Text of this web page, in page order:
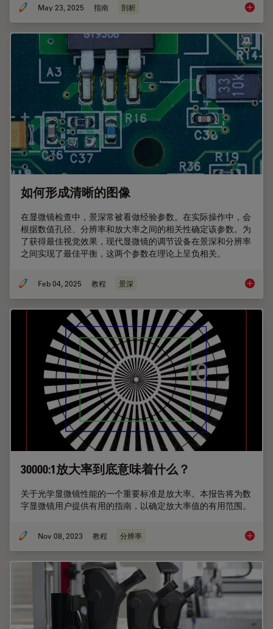
May 23, 2025 指南 剖析 解剖显
如何形成清晰的图像
在显微镜检查中，景深常被看做经验参数。在实际操作中，会
根据数值孔径、分辨率和放大率之间的相关性确定该参数。为
了获得最佳视觉效果，现代显微镜的调节设备在景深和分辨率
之间实现了最佳平衡，这两个参数在理论上呈负相关。
Feb 04, 2025 教程 景深 如何形
30000:1放大率到底意味着什么？
关于光学显微镜性能的一个重要标准是放大率。本报告将为数
字显微镜用户提供有用的指南，以确定放大率值的有用范围。
Nov 08, 2023 教程 分辨率